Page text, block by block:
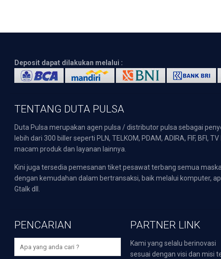
Deposit dapat dilakukan melalui :
TENTANG DUTA PULSA
Duta Pulsa merupakan agen pulsa / distributor pulsa sebagai
lebih dari 300 biller seperti PLN, TELKOM, PDAM, ADIRA, FIF,
macam produk dan layanan lainnya.
Kini juga tersedia pemesanan tiket pesawat terbang semua
dengan kemudahan dalam bertransaksi, baik melalui komputer,
Gtalk dll.
PENCARIAN PARTNER LINK
Kami yang selalu berinovasi
sesuai dengan visi dan misi